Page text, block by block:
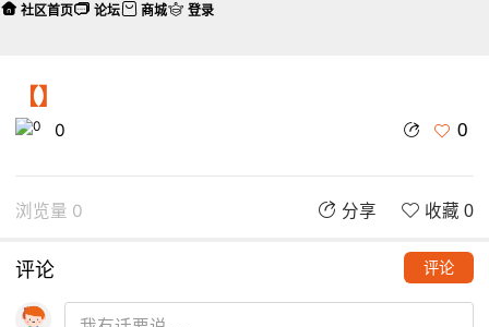
【】
0 0
浏览量 0 分享 收藏 0
评论 评论
社区首页 论坛 商城 登录